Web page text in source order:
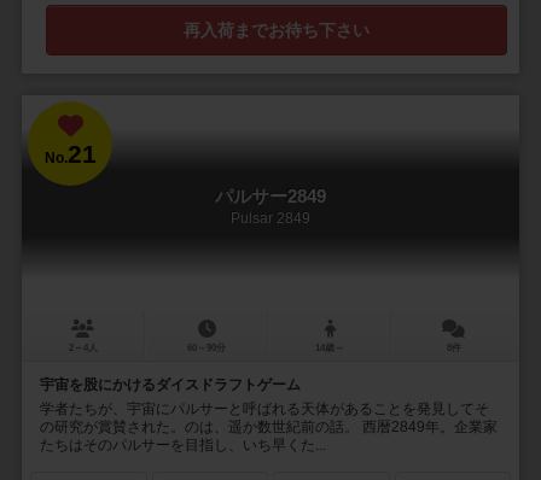
再入荷までお待ち下さい
No.21
パルサー2849
Pulsar 2849
2～4人 60～90分 14歳～ 8件
宇宙を股にかけるダイスドラフトゲーム
学者たちが、宇宙にパルサーと呼ばれる天体があることを発見してそ
の研究が賞賛された。のは、遥か数世紀前の話。 西暦2849年。企業家
たちはそのパルサーを目指し、いち早くた...